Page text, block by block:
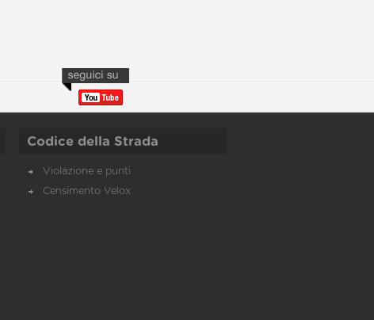
Codice della Strada
Violazione e punti
Censimento Velox